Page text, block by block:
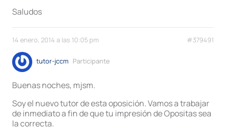
Saludos
14 enero, 2014 a las 10:05 pm #379491
tutor-jccm Participante
Buenas noches, mjsm.
Soy el nuevo tutor de esta oposición. Vamos a trabajar
de inmediato a fin de que tu impresión de Opositas sea
la correcta.